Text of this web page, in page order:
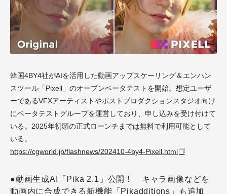
韓国4BY4社がAIを活用した動画アップスケーリング＆エンハン
スツール「Pixell」のオープンベータテストを開始。想定ユーザ
ーであるVFXアーティストやポストプロダクションスタジオ向け
にベータテストグループを運営しており、申し込みを受け付けて
いる。2025年初頭の正式ローンチまでは無料で利用可能として
いる。
https://cgworld.jp/flashnews/202410-4by4-Pixell.html
●動画生成AI「Pika 2.1」公開！ キャラ画像などを
動画内に合成できる新機能「Pikadditions」も追加